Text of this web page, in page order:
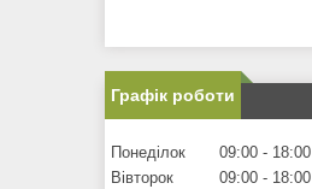
Графік роботи
Понеділок 09:00
18:00
Вівторок
09:00
18:00